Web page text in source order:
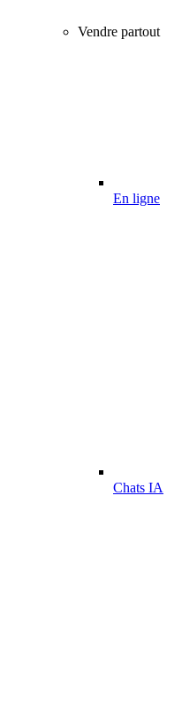
Vendre partout
En ligne
Chats IA